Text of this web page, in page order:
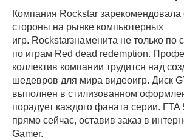
Компания Rockstar зарекомендовала
стороны на рынке компьютерных
игр. Rockstarзнаменита не только по
по играм Red dead redemption.
коллектив компании трудится над
шедевров для мира видеоигр. Диск
выполнен в стилизованном
порадует каждого фаната серии. ГТА
прямо сейчас, оставив заказ в
Gamer.